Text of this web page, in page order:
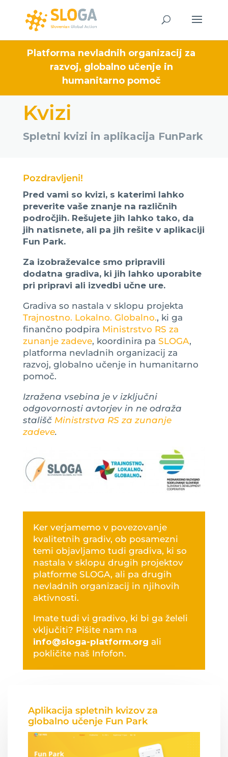
Platforma nevladnih organizacij za
razvoj, globalno učenje in
humanitarno pomoč
Kvizi
Spletni kvizi in aplikacija FunPark
Pozdravljeni!
Pred vami so kvizi, s katerimi lahko
preverite vaše znanje na različnih
področjih. Rešujete jih lahko tako, da
jih natisnete, ali pa jih rešite v aplikaciji
Fun Park.
Za izobraževalce smo pripravili
dodatna gradiva, ki jih lahko uporabite
pri pripravi ali izvedbi učne ure.
Gradiva so nastala v sklopu projekta
Trajnostno. Lokalno. Globalno., ki ga
finančno podpira Ministrstvo RS za
zunanje zadeve, koordinira pa SLOGA,
platforma nevladnih organizacij za
razvoj, globalno učenje in humanitarno
pomoč.
Izražena vsebina je v izključni
odgovornosti avtorjev in ne odraža
stališč Ministrstva RS za zunanje
zadeve.
Ker verjamemo v povezovanje
kvalitetnih gradiv, ob posamezni
temi objavljamo tudi gradiva, ki so
nastala v sklopu drugih projektov
platforme SLOGA, ali pa drugih
nevladnih organizacij in njihovih
aktivnosti.
Imate tudi vi gradivo, ki bi ga želeli
vključiti? Pišite nam na
info@sloga-platform.org ali
pokličite naš Infofon.
Aplikacija spletnih kvizov za
globalno učenje Fun Park